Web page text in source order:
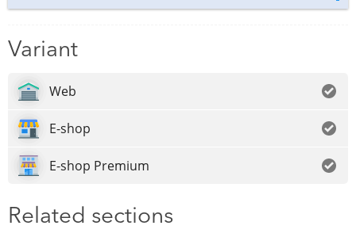
Variant
Web
E-shop
E-shop Premium
Related sections